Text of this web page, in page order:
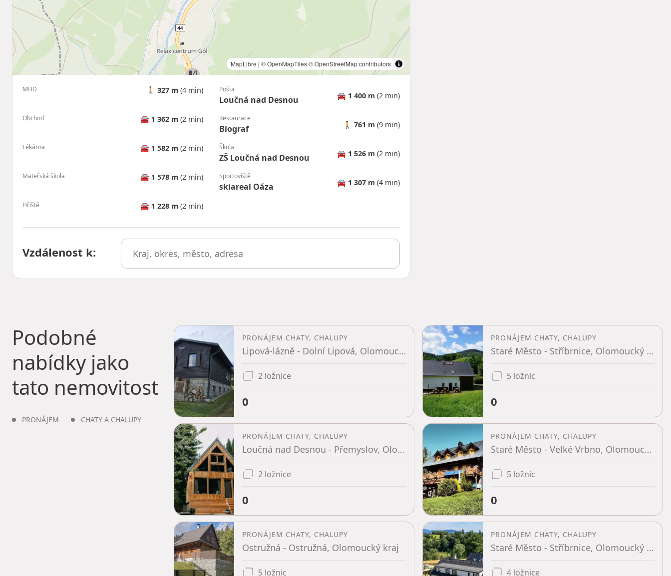
MapLibre | © OpenMapTiles© OpenStreetMap contributors
MHD 🚶 327 m (4 min) Pošta
Loučná nad Desnou 🚘 1 400 m (2 min)
Obchod 🚘 1 362 m (2 min) Restaurace
Biograf 🚶 761 m (9 min)
Lékárna 🚘 1 582 m (2 min) Škola
ZŠ Loučná nad Desnou 🚘 1 526 m (2 min)
Mateřská škola 🚘 1 578 m (2 min) Sportoviště
skiareal Oáza 🚘 1 307 m (4 min)
Hřiště 🚘 1 228 m (2 min)
Vzdálenost k:
Podobné
nabídky jako
tato nemovitost
PRONÁJEM CHATY A CHALUPY
PRONÁJEM CHATY, CHALUPY
Lipová-lázně - Dolní Lipová, Olomoucký kraj
2 ložnice
0
PRONÁJEM CHATY, CHALUPY
Staré Město - Stříbrnice, Olomoucký kraj
5 ložnic
0
PRONÁJEM CHATY, CHALUPY
Loučná nad Desnou - Přemyslov, Olomoucký kraj
2 ložnice
0
PRONÁJEM CHATY, CHALUPY
Staré Město - Velké Vrbno, Olomoucký kraj
5 ložnic
0
PRONÁJEM CHATY, CHALUPY
Ostružná - Ostružná, Olomoucký kraj
5 ložnic
PRONÁJEM CHATY, CHALUPY
Staré Město - Stříbrnice, Olomoucký kraj
4 ložnice